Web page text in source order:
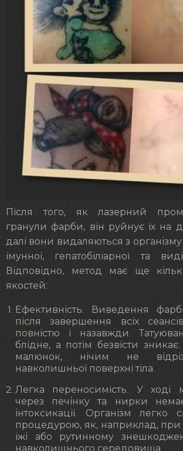
Після того, як лазерний
гранули фарби, він руйнує їх на
далі вони видаляються з
імунної, гепатобіліарної та
Відповідно, метод має ще
якостей:
Ефективність. Виведення
після завершення всіх
повністю і назавжди.
блідне, а потім безвісти
малюнок, нічим не
навколишньої поверхні тіла.
Легка переносимість. У ході
через печінку та нирки
інтоксикації. Організм легко
процедурою, як, наприклад, при
їжі або рутинному
навколишнього середовища.